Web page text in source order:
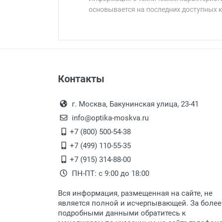
основывается на последних доступных
Общая ширина:
Ширина линзы:
Высота линзы:
Ширина мостика:
Тип линзы:
Степень защиты:
Тип оправы:
Материал оправы:
Материал дужки:
Перечисление средств на
Перевод денег на карту Сбербанка.
Выдаем товар в рабочие
После того, как заказ
Для получения товара при
Заказ необходимо
дополнительных расходов за
Доставка по Москве
Доставляем товар по
Доставка транспортными
Данный способ доставки
Контакты
г. Москва, Бакунинская улица, 23-41
info@optika-moskva.ru
+7 (800) 500-54-38
+7 (499) 110-55-35
+7 (915) 314-88-00
ПН-ПТ: с 9:00 до 18:00
Вся информация, размещенная на сайте, не
является полной и исчерпывающей. За более
подробными данными обратитесь к